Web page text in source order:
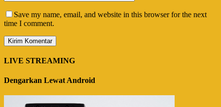
Save my name, email, and website in this browser for the next
time I comment.
LIVE STREAMING
Dengarkan Lewat Android